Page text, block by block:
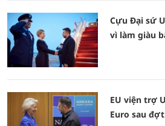
Cựu Đại sứ
vì làm giàu
EU viện trợ
Euro sau